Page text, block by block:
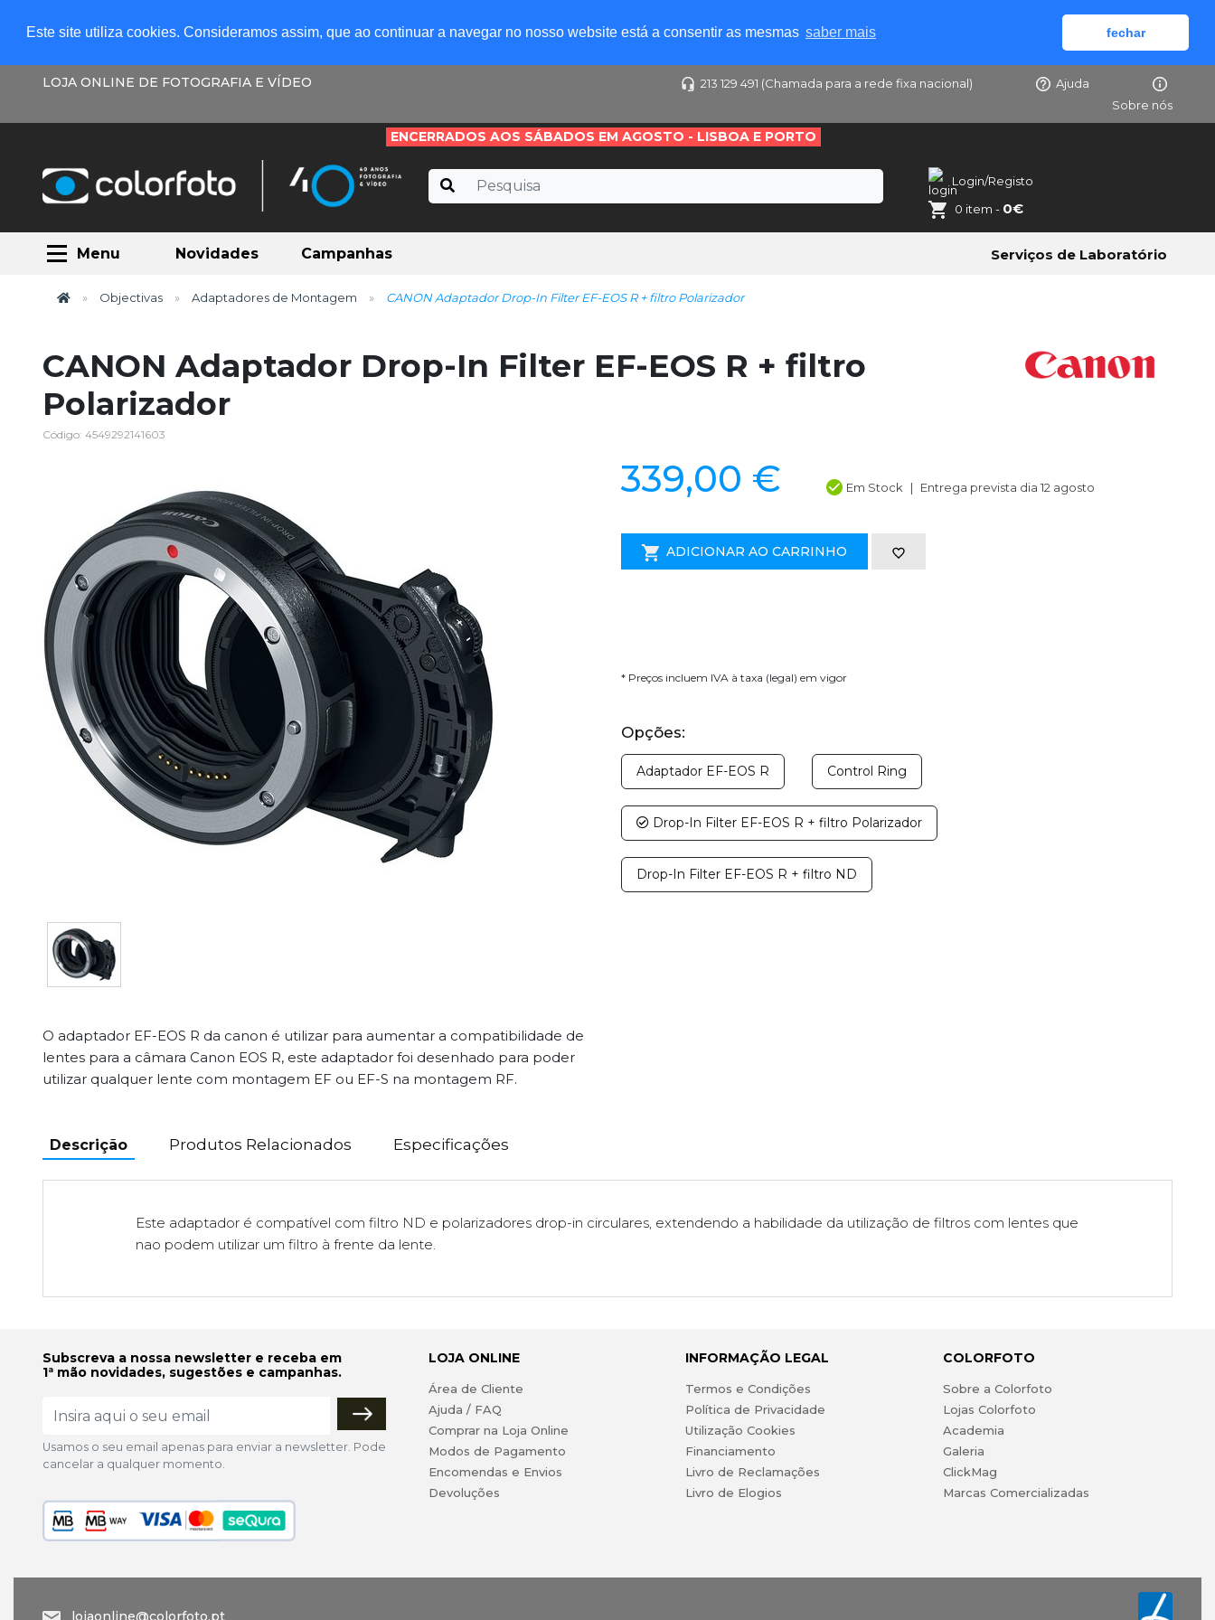
Este site utiliza cookies. Consideramos assim, que ao continuar a navegar no nosso website está a consentir as mesmas saber mais fechar
LOJA ONLINE DE FOTOGRAFIA E VÍDEO 213 129 491 (Chamada para a rede fixa nacional)
Ajuda
Sobre nós
ENCERRADOS AOS SÁBADOS EM AGOSTO - LISBOA E PORTO
Login/Registo
0 item - 0€
Menu Novidades Campanhas Serviços de Laboratório
Objectivas Adaptadores de Montagem CANON Adaptador Drop-In Filter EF-EOS R + filtro Polarizador
CANON Adaptador Drop-In Filter EF-EOS R + filtro
Polarizador
Código: 4549292141603
O adaptador EF-EOS R da canon é utilizar para aumentar a compatibilidade de
lentes para a câmara Canon EOS R, este adaptador foi desenhado para poder
utilizar qualquer lente com montagem EF ou EF-S na montagem RF.
339,00 € Em Stock Entrega prevista dia 12 agosto
ADICIONAR AO CARRINHO
* Preços incluem IVA à taxa (legal) em vigor
Opções:
Adaptador EF-EOS R Control Ring
Drop-In Filter EF-EOS R + filtro Polarizador
Drop-In Filter EF-EOS R + filtro ND
Descrição Produtos Relacionados Especificações
Este adaptador é compatível com filtro ND e polarizadores drop-in circulares, extendendo a habilidade da utilização de filtros com lentes que
nao podem utilizar um filtro à frente da lente.
Subscreva a nossa newsletter e receba em
1ª mão novidades, sugestões e campanhas.
Usamos o seu email apenas para enviar a newsletter. Pode
cancelar a qualquer momento.
LOJA ONLINE
Área de Cliente
Ajuda / FAQ
Comprar na Loja Online
Modos de Pagamento
Encomendas e Envios
Devoluções
INFORMAÇÃO LEGAL
Termos e Condições
Política de Privacidade
Utilização Cookies
Financiamento
Livro de Reclamações
Livro de Elogios
COLORFOTO
Sobre a Colorfoto
Lojas Colorfoto
Academia
Galeria
ClickMag
Marcas Comercializadas
lojaonline@colorfoto.pt